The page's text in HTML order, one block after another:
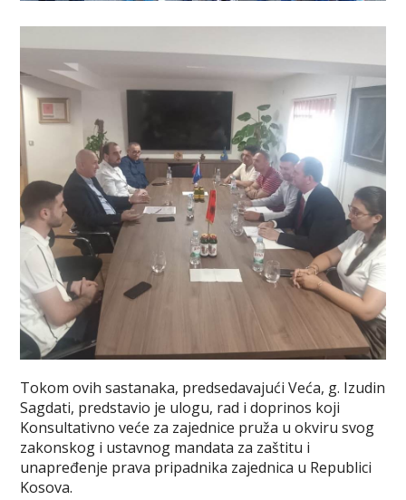
Tokom ovih sastanaka, predsedavajući Veća, g. Izudin
Sagdati, predstavio je ulogu, rad i doprinos koji
Konsultativno veće za zajednice pruža u okviru svog
zakonskog i ustavnog mandata za zaštitu i
unapređenje prava pripadnika zajednica u Republici
Kosova.